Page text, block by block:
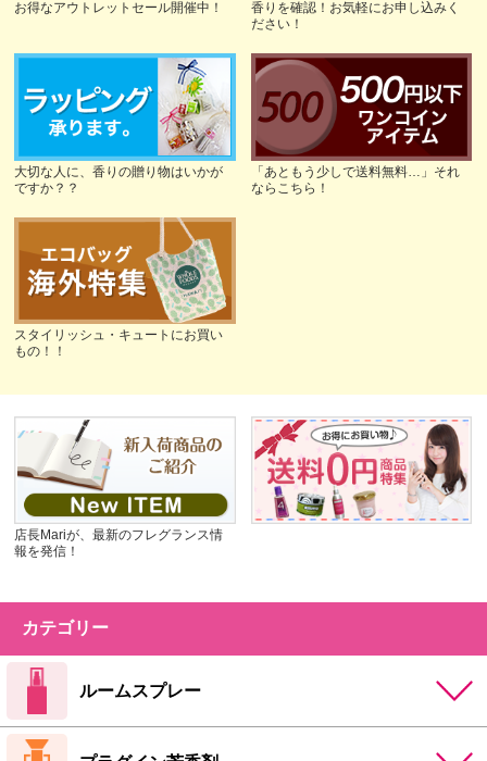
お得なアウトレットセール開催中！
香りを確認！お気軽にお申し込みく
ださい！
大切な人に、香りの贈り物はいかが
ですか？？
「あともう少しで送料無料…」それ
ならこちら！
スタイリッシュ・キュートにお買い
もの！！
店長Mariが、最新のフレグランス情
報を発信！
カテゴリー
ルームスプレー